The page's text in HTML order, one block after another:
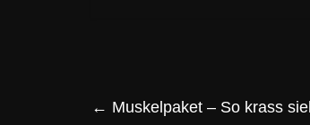
← Muskelpaket – So krass